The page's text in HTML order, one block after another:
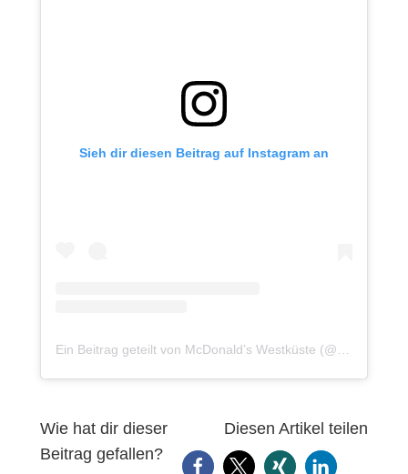
Sieh dir diesen Beitrag auf Instagram an
Ein Beitrag geteilt von McDonald’s Westküste (@mcdonaldswestkueste)
Wie hat dir dieser
Beitrag gefallen?
Diesen Artikel teilen